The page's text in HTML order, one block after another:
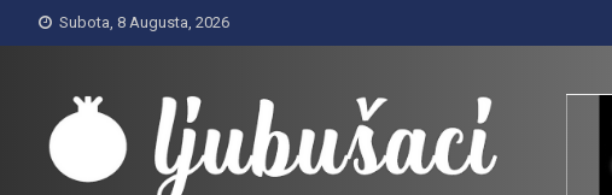
to
Subota, 8 Augusta, 2026